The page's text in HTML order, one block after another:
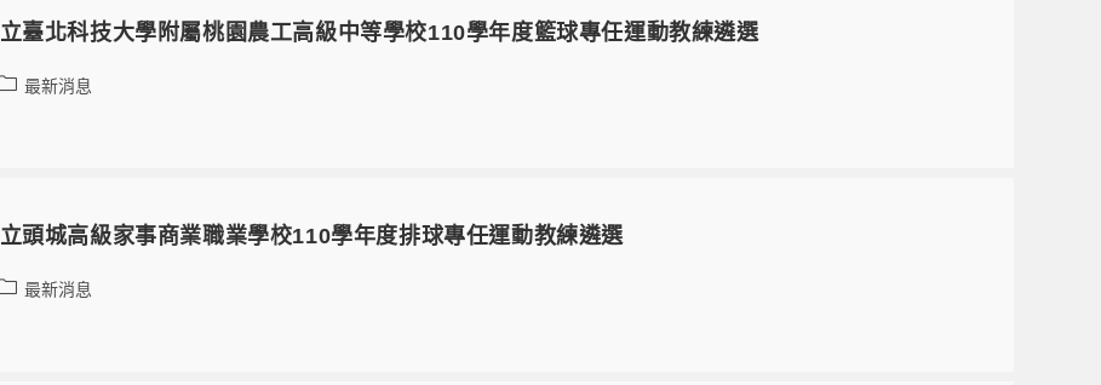
臺北科技大學附屬桃園農工高級中等學校110學年度籃球專任運動教練遴選
最新消息
頭城高級家事商業職業學校110學年度排球專任運動教練遴選
最新消息